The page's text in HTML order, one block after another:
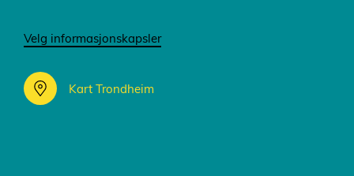
Velg informasjonskapsler
Kart Trondheim